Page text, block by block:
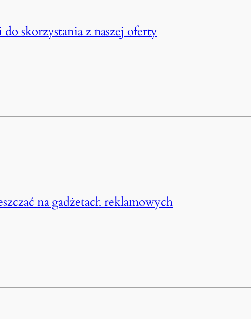
do skorzystania z naszej oferty
na gadżetach reklamowych